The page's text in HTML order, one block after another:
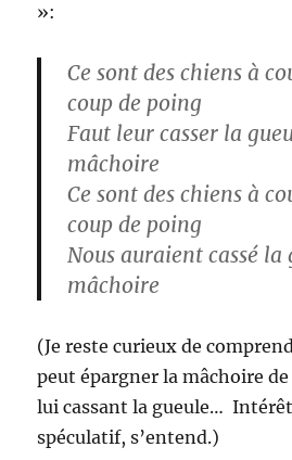
»:
Ce sont des chiens à
coup de poing
Faut leur casser la
mâchoire
Ce sont des chiens à
coup de poing
Nous auraient cassé la
mâchoire
(Je reste curieux de
peut épargner la mâchoire
lui cassant la gueule…
spéculatif, s’entend.)